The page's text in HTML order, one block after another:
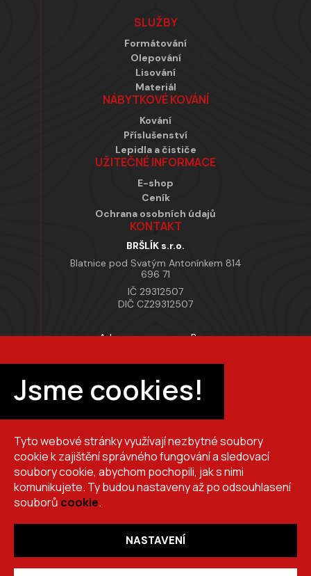
Jsme cookies!
Tyto webové stránky využívají nezbytné soubory
cookie k zajištění správného fungování a sledovací
soubory cookie, abychom pochopili, jak s nimi
komunikujete. Ty budou nastaveny až po odsouhlasení
souborů cookie.
NASTAVENÍ
SLUŽBY
Formátování
Olepování
Lisování
Materiál
NÁBYTKOVÉ KOVÁNÍ
Kování
Příslušenství
Lepidla a čističe
UŽITEČNÉ INFORMACE
E-shop
Ceník
Ochrana osobních údajů
KONTAKT
BRŠLÍK s.r.o.
Blatnice pod Svatým Antonínkem 814
696 71
IČ 29312507
DIČ CZ29312507
Adresa provozovny Brno
Pracovní doba
Po–Pá 7:00 – 15:30
+420 725 510 044
obchod@brslik.cz
BRŠLÍK, s.r.o.. Všechna práva vyhrazena.